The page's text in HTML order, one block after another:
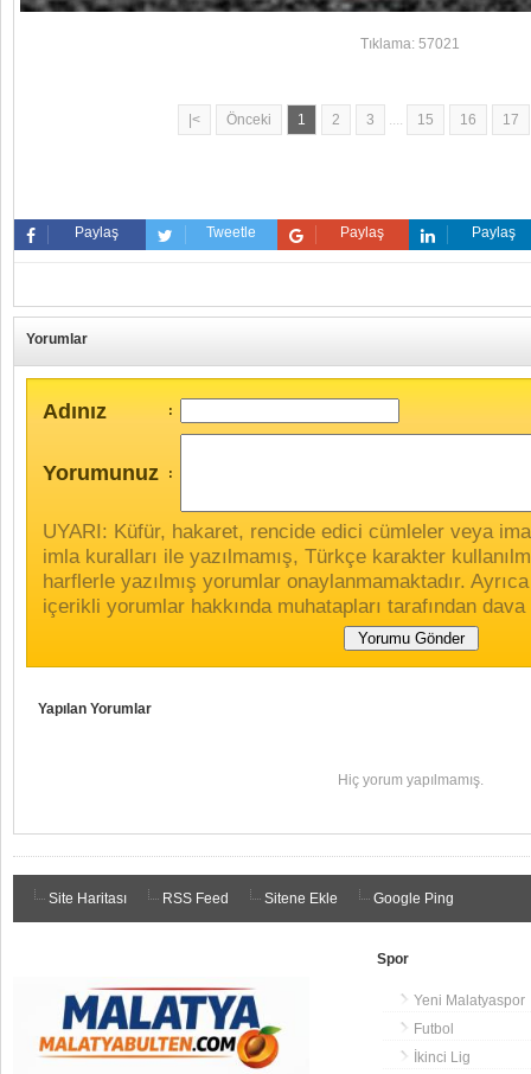
Tıklama: 57021
|< Önceki 1 2 3 .... 15 16 17
Paylaş Tweetle Paylaş Paylaş
Yorumlar
Adınız :
Yorumunuz :
UYARI: Küfür, hakaret, rencide edici cümleler veya
imla kuralları ile yazılmamış, Türkçe karakter
harflerle yazılmış yorumlar onaylanmamaktadır.
içerikli yorumlar hakkında muhatapları tarafından
Yapılan Yorumlar
Hiç yorum yapılmamış.
Site Haritası RSS Feed Sitene Ekle Google Ping
Spor
Yeni Malatyaspor
Futbol
İkinci Lig